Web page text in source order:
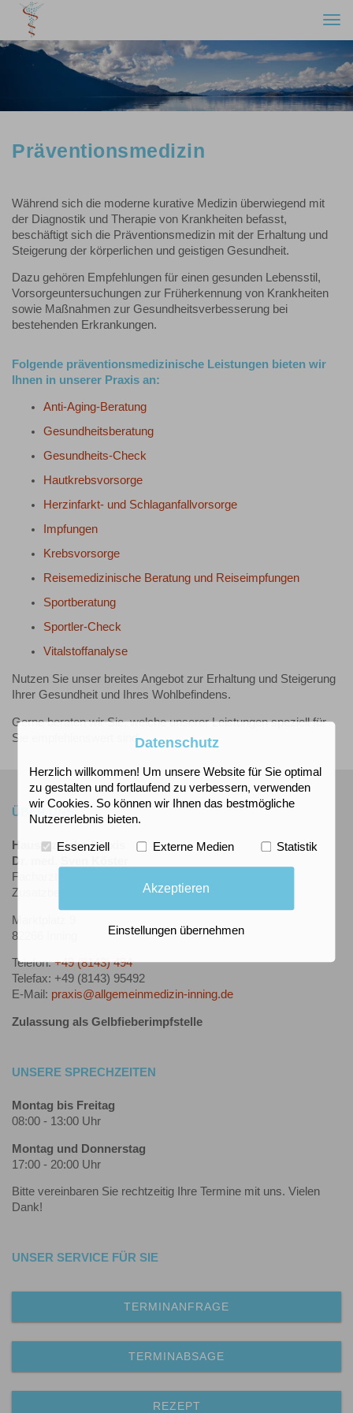
Präventionsmedizin
Während sich die moderne kurative Medizin überwiegend mit
der Diagnostik und Therapie von Krankheiten befasst,
beschäftigt sich die Präventionsmedizin mit der Erhaltung und
Steigerung der körperlichen und geistigen Gesundheit.
Dazu gehören Empfehlungen für einen gesunden Lebensstil,
Vorsorgeuntersuchungen zur Früherkennung von Krankheiten
sowie Maßnahmen zur Gesundheitsverbesserung bei
bestehenden Erkrankungen.
Folgende präventionsmedizinische Leistungen bieten wir
Ihnen in unserer Praxis an:
Anti-Aging-Beratung
Gesundheitsberatung
Gesundheits-Check
Hautkrebsvorsorge
Herzinfarkt- und Schlaganfallvorsorge
Impfungen
Krebsvorsorge
Reisemedizinische Beratung und Reiseimpfungen
Sportberatung
Sportler-Check
Vitalstoffanalyse
Nutzen Sie unser breites Angebot zur Erhaltung und Steigerung
Ihrer Gesundheit und Ihres Wohlbefindens.
Gerne beraten wir Sie, welche unserer Leistungen speziell für
Sie empfehlenswert sind.
ÜBER UNS
Hausärztliche Praxis
Dr. med. Sven Köster
Facharzt für Allgemeinmedizin
Zusatzbezeichnung Notfallmedizin
Marktplatz 9
82266 Inning
Telefon:+49 (8143) 494
Telefax: +49 (8143) 95492
E-Mail: praxis@allgemeinmedizin-inning.de
Zulassung als Gelbfieberimpfstelle
UNSERE SPRECHZEITEN
Montag bis Freitag
08:00 - 13:00 Uhr
Montag und Donnerstag
17:00 - 20:00 Uhr
Bitte vereinbaren Sie rechtzeitig Ihre Termine mit uns. Vielen
Dank!
UNSER SERVICE FÜR SIE
TERMINANFRAGE
TERMINABSAGE
REZEPT
Datenschutz
Herzlich willkommen! Um unsere Website für Sie optimal
zu gestalten und fortlaufend zu verbessern, verwenden
wir Cookies. So können wir Ihnen das bestmögliche
Nutzererlebnis bieten.
Essenziell Externe Medien Statistik
Akzeptieren
Einstellungen übernehmen